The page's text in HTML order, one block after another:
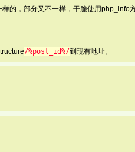
的，部分又不一样，干脆使用php_info
/%post_id%/到现有地址。